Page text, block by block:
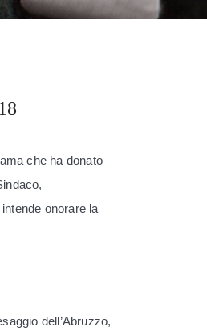
che ha donato
onorare la
dell’Abruzzo,